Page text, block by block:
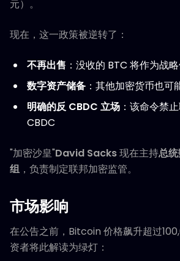
元）。
现在，这一政策被逆转了：
不再出售 ：没收的 BTC 将作为战
数字资产储备 ：其他加密货币也可
明确的反 CBDC 立场 ：该命令禁
CBDC
"加密沙皇"David Sacks现在主持总
组 ，负责制定联邦加密监管。
市场影响
在公告之前，Bitcoin 价格飙升超过
资者将此解读为绿灯：